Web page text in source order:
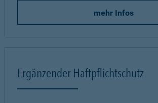
mehr Infos
Ergänzender Haftpflichtschutz